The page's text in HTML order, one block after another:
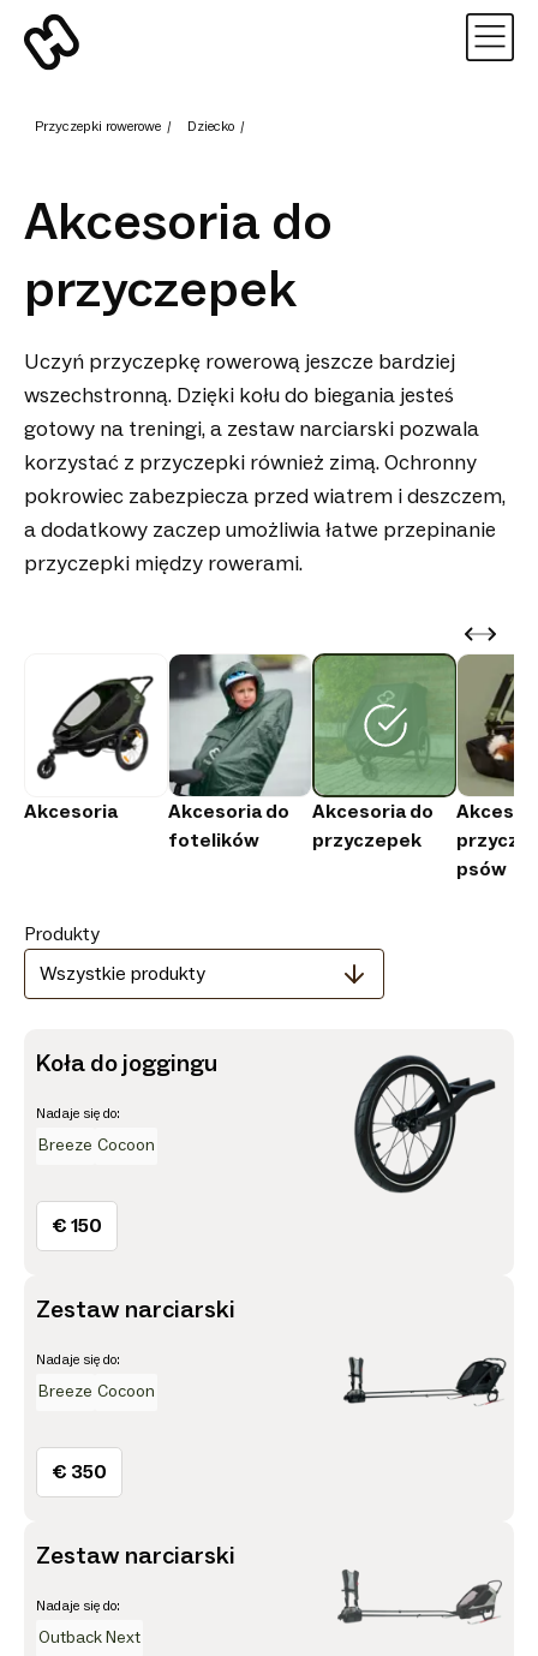
Przyczepki rowerowe / Dziecko /
Akcesoria do
przyczepek
Uczyń przyczepkę rowerową jeszcze bardziej
wszechstronną. Dzięki kołu do biegania jesteś
gotowy na treningi, a zestaw narciarski pozwala
korzystać z przyczepki również zimą. Ochronny
pokrowiec zabezpiecza przed wiatrem i deszczem,
a dodatkowy zaczep umożliwia łatwe przepinanie
przyczepki między rowerami.
Akcesoria
Akcesoria do
fotelików
Akcesoria do
przyczepek
psów
Produkty
Wszystkie produkty
Koła do joggingu
Nadaje się do:
Breeze Cocoon
€ 150
Zestaw narciarski
Nadaje się do:
Breeze Cocoon
€ 350
Zestaw narciarski
Nadaje się do:
Outback Next